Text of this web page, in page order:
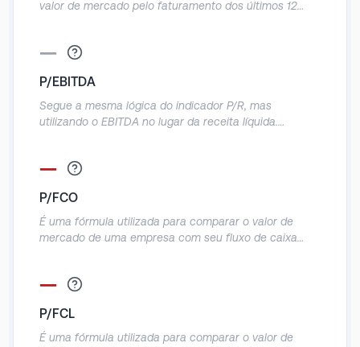
valor de mercado pelo faturamento dos últimos 12
—
P/EBITDA
Segue a mesma lógica do indicador P/R, mas
utilizando o EBITDA no lugar da receita líquida.
—
P/FCO
É uma fórmula utilizada para comparar o valor de
mercado de uma empresa com seu fluxo de caixa
Normalmente utilizado em empresas que geram caixa,
evita essa distorção, como, por exemplo, gastos com
D&A sem efeito caixa.
—
P/FCL
É uma fórmula utilizada para comparar o valor de